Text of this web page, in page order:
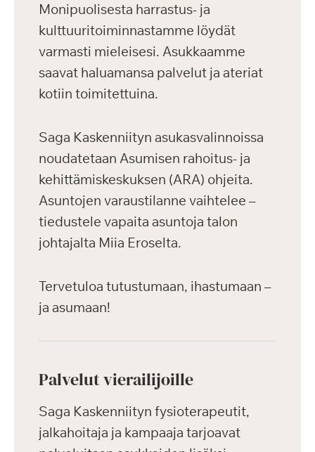
Monipuolisesta harrastus- ja
kulttuuritoiminnastamme löydät
varmasti mieleisesi. Asukkaamme
saavat haluamansa palvelut ja ateriat
kotiin toimitettuina.
Saga Kaskenniityn asukasvalinnoissa
noudatetaan Asumisen rahoitus- ja
kehittämiskeskuksen (ARA) ohjeita.
Asuntojen varaustilanne vaihtelee –
tiedustele vapaita asuntoja talon
johtajalta Miia Eroselta.
Tervetuloa tutustumaan, ihastumaan –
ja asumaan!
Palvelut vierailijoille
Saga Kaskenniityn fysioterapeutit,
jalkahoitaja ja kampaaja tarjoavat